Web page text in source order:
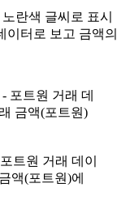
란색 글씨로 표시
이터로 보고 금액의
포트원 거래 데
금액(포트원)
트원 거래 데이
액(포트원)에